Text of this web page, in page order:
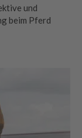
und
beim Pferd